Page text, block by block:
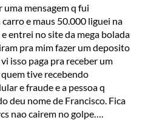
uma mensagem q fui
e maus 50.000 liguei na
entrei no site da mega bolada
pra mim fazer um deposito
isso paga pra receber um
tive recebendo
e fraude e a pessoa q
deu nome de Francisco. Fica
nao cairem no golpe….